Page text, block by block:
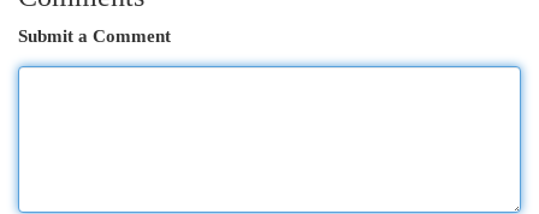
Submit a Comment